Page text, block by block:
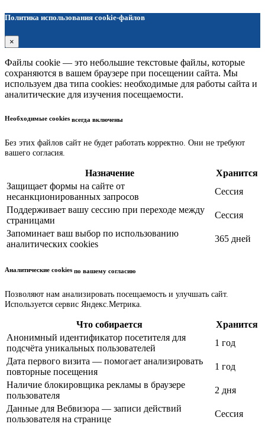
Политика использования cookie-файлов
×
Файлы cookie — это небольшие текстовые файлы, которые
сохраняются в вашем браузере при посещении сайта. Мы
используем два типа cookies: необходимые для работы сайта и
аналитические для изучения посещаемости.
Необходимые cookies всегда включены
Без этих файлов сайт не будет работать корректно. Они не требуют
вашего согласия.
Назначение
Хранится
Защищает формы на сайте от
несанкционированных запросов
Сессия
Поддерживает вашу сессию при переходе между
страницами
Сессия
Запоминает ваш выбор по использованию
аналитических cookies
365 дней
Аналитические cookies по вашему согласию
Позволяют нам анализировать посещаемость и улучшать сайт.
Используется сервис Яндекс.Метрика.
Что собирается
Хранится
Анонимный идентификатор посетителя для
подсчёта уникальных пользователей
1 год
Дата первого визита — помогает анализировать
повторные посещения
1 год
Наличие блокировщика рекламы в браузере
пользователя
2 дня
Данные для Вебвизора — записи действий
пользователя на странице
Сессия